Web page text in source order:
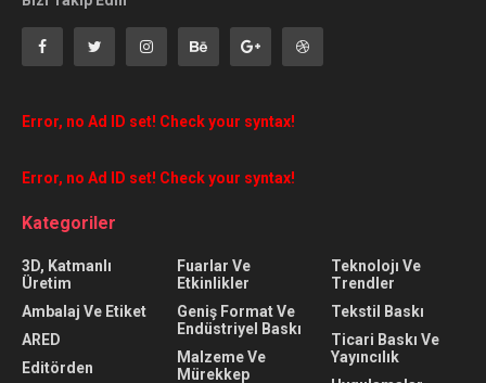
Error, no Ad ID set! Check your syntax!
Error, no Ad ID set! Check your syntax!
Kategoriler
3D, Katmanlı
Üretim
Ambalaj Ve Etiket
ARED
Editörden
Fuarlar Ve
Etkinlikler
Geniş Format Ve
Endüstriyel Baskı
Malzeme Ve
Mürekkep
Teknolojı Ve
Trendler
Tekstil Baskı
Ticari Baskı Ve
Yayıncılık